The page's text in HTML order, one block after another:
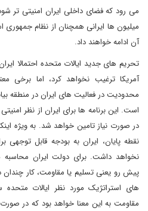
می رود که فضای داخلی ایران امنیتی تر
میلیون ها ایرانی همچنان از نظام جمهوری
آن ادامه خواهند داد.
تحریم های جدید ایالات متحده احتمالا
آمریکا ترغیب نخواهد کرد، اما برخی
محدودیت در فعالیت های ایران در منطقه
است. این برنامه ها برای ایران از نظر
در صورت نیاز تامین خواهد شد. به ویژه
نقطه پایان، ایران به بودجه قابل توجهی
نخواهد داشت. برای دولت ایران محاسبه
پیش رو یعنی تسلیم یا مقاومت، کار
های استراتژیک مورد نظر ایالات متحده
مقاومت به این معنا خواهد بود که در